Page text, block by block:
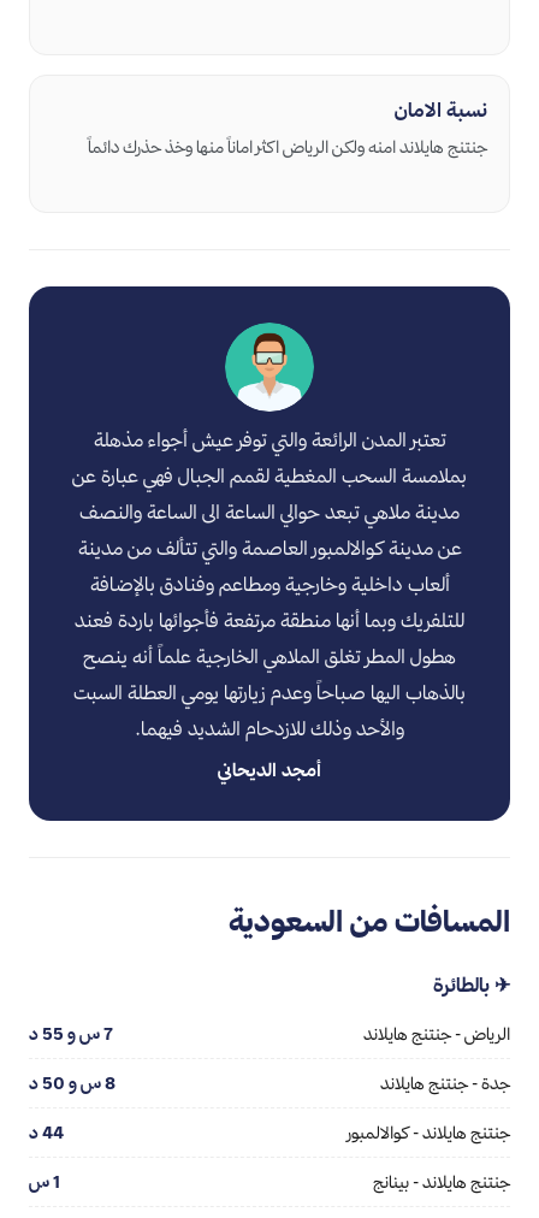
نسبة الامان
تعتبر المدن الرائعة والتي توفر عيش أجواء مذهلة
بملامسة السحب المغطية لقمم الجبال فهي عبارة عن
مدينة ملاهي تبعد حوالي الساعة الى الساعة والنصف
عن مدينة كوالالمبور العاصمة والتي تتألف من مدينة
ألعاب داخلية وخارجية ومطاعم وفنادق بالإضافة
للتلفريك وبما أنها منطقة مرتفعة فأجوائها باردة فعند
هطول المطر تغلق الملاهي الخارجية علماً أنه ينصح
بالذهاب اليها صباحاً وعدم زيارتها يومي العطلة السبت
والأحد وذلك للازدحام الشديد فيهما.
أمجد الديحاني
المسافات من السعودية
✈ بالطائرة
الرياض - جنتنج هايلاند 7 س و 55 د
جدة - جنتنج هايلاند 8 س و 50 د
جنتنج هايلاند - كوالالمبور 44 د
جنتنج هايلاند - بينانج 1 س